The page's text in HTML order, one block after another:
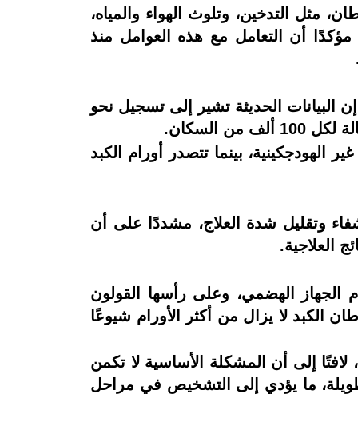
مثل التدخين، وتلوث الهواء والمياه،
مؤكدًا أن التعامل مع هذه العوامل منذ
البيانات الحديثة تشير إلى تسجيل نحو
الهودجكينية، بينما تتصدر أورام الكبد
وتقليل شدة العلاج، مشددًا على أن
العلاجية.
الجهاز الهضمي، وعلى رأسها القولون
الكبد لا يزال من أكثر الأورام شيوعًا
إلى أن المشكلة الأساسية لا تكمن
ما يؤدي إلى التشخيص في مراحل